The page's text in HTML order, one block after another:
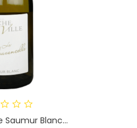
Saumur Blanc...